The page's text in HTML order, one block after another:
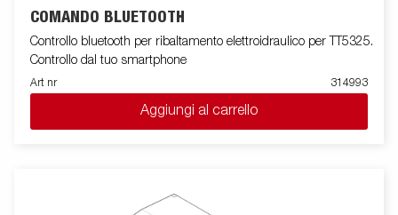
COMANDO BLUETOOTH
Controllo bluetooth per ribaltamento elettroidraulico per TT5325.
Controllo dal tuo smartphone
Art nr 314993
Aggiungi al carrello